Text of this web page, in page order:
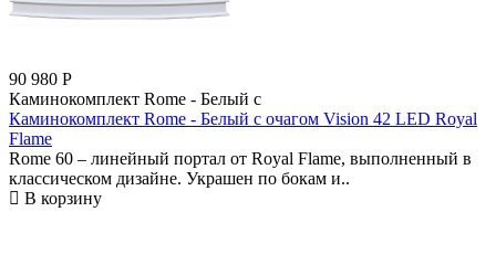
90 980 Р
Каминокомплект Rome - Белый с
Каминокомплект Rome - Белый с очагом Vision 42 LED Royal
Flame
Rome 60 – линейный портал от Royal Flame, выполненный в
классическом дизайне. Украшен по бокам и..
В корзину